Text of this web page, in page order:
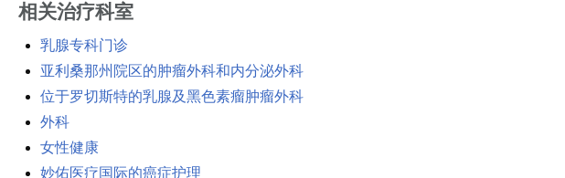
相关治疗科室
乳腺专科门诊
亚利桑那州院区的肿瘤外科和内分泌外科
位于罗切斯特的乳腺及黑色素瘤肿瘤外科
外科
女性健康
妙佑医疗国际的癌症护理